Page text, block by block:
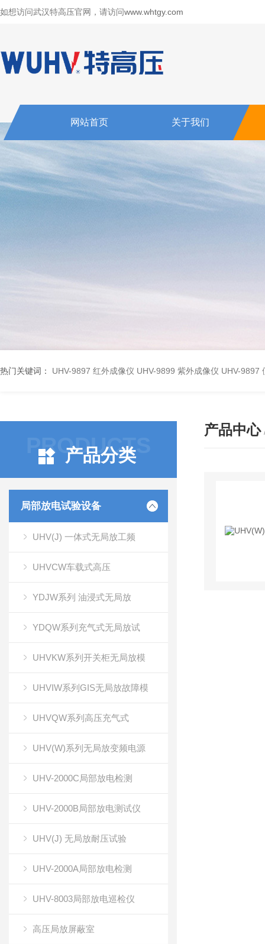
如想访问武汉特高压官网，请访问www.whtgy.com
网站首页 关于我们
热门关键词： UHV-9897 红外成像仪 UHV-9899 紫外成像仪 UHV-9897
PRODUCTS
产品分类
局部放电试验设备
UHV(J) 一体式无局放工频
UHVCW车载式高压
YDJW系列 油浸式无局放
YDQW系列充气式无局放试
UHVKW系列开关柜无局放模
UHVIW系列GIS无局放故障模
UHVQW系列高压充气式
UHV(W)系列无局放变频电源
UHV-2000C局部放电检测
UHV-2000B局部放电测试仪
UHV(J) 无局放耐压试验
UHV-2000A局部放电检测
UHV-8003局部放电巡检仪
高压局放屏蔽室
产品中心